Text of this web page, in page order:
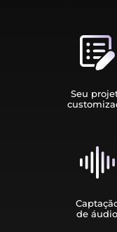
Seu
de áudio